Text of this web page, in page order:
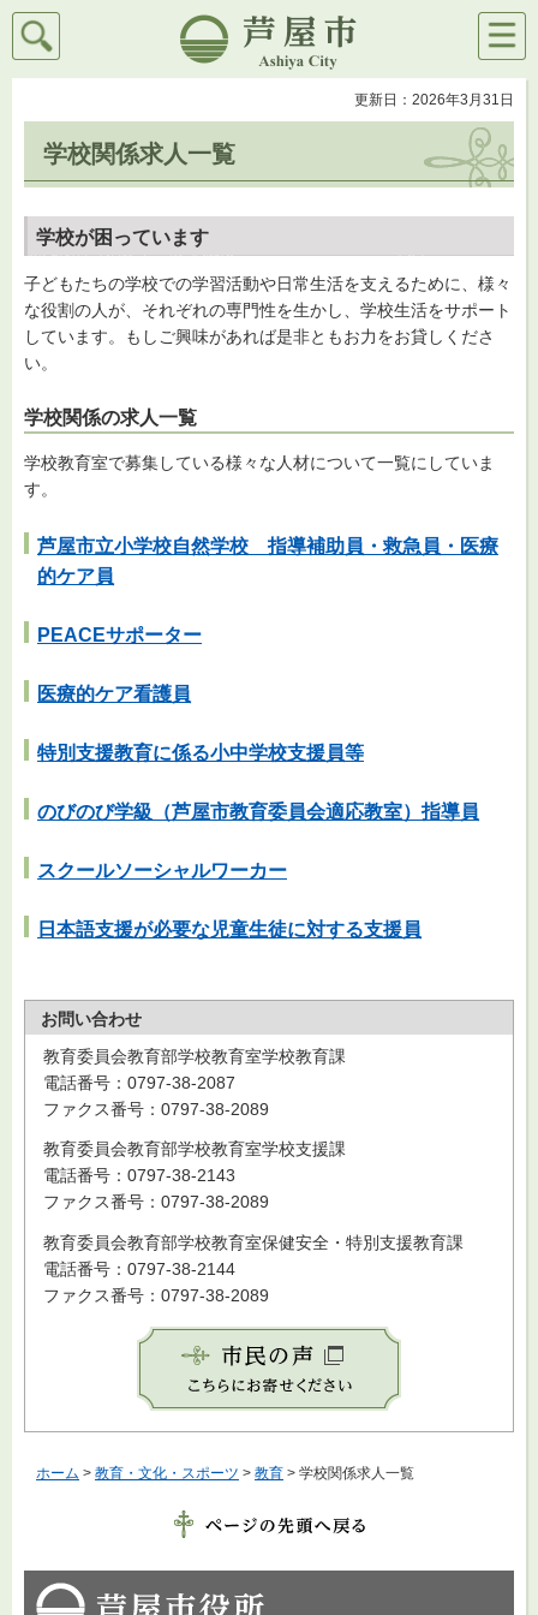
芦屋市
検索
メニ
ュー
更新日：2026年3月31日
学校関係求人一覧
学校が困っています
子どもたちの学校での学習活動や日常生活を支えるために、様々
な役割の人が、それぞれの専門性を生かし、学校生活をサポート
しています。もしご興味があれば是非ともお力をお貸しくださ
い。
学校関係の求人一覧
学校教育室で募集している様々な人材について一覧にしていま
す。
芦屋市立小学校自然学校 指導補助員・救急員・医療
的ケア員
PEACEサポーター
医療的ケア看護員
特別支援教育に係る小中学校支援員等
のびのび学級（芦屋市教育委員会適応教室）指導員
スクールソーシャルワーカー
日本語支援が必要な児童生徒に対する支援員
お問い合わせ
教育委員会教育部学校教育室学校教育課
電話番号：0797-38-2087
ファクス番号：0797-38-2089
教育委員会教育部学校教育室学校支援課
電話番号：0797-38-2143
ファクス番号：0797-38-2089
教育委員会教育部学校教育室保健安全・特別支援教育課
電話番号：0797-38-2144
ファクス番号：0797-38-2089
ホーム > 教育・文化・スポーツ > 教育 > 学校関係求人一覧
芦屋市役所